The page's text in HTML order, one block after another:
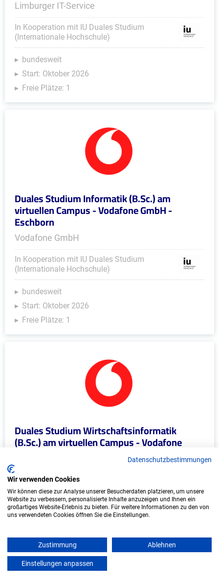
Limburger IT-Service
In Kooperation mit IU Duales Studium
(Internationale Hochschule)
bundesweit
Start: Oktober 2026
Freie Plätze: 1
Duales Studium Informatik (B.Sc.) am
virtuellen Campus - Vodafone GmbH -
Eschborn
Vodafone GmbH
In Kooperation mit IU Duales Studium
(Internationale Hochschule)
bundesweit
Start: Oktober 2026
Freie Plätze: 1
Duales Studium Wirtschaftsinformatik
(B.Sc.) am virtuellen Campus - Vodafone
In Kooperation mit IU Duales Studium
(Internationale Hochschule)
Start: Oktober 2026
Freie Plätze: 1
Datenschutzbestimmungen
Wir verwenden Cookies
Wir können diese zur Analyse unserer Besucherdaten platzieren, um unsere
Website zu verbessern, personalisierte Inhalte anzuzeigen und Ihnen ein
großartiges Website-Erlebnis zu bieten. Für weitere Informationen zu den von
uns verwendeten Cookies öffnen Sie die Einstellungen.
Zustimmung Ablehnen
Einstellungen anpassen